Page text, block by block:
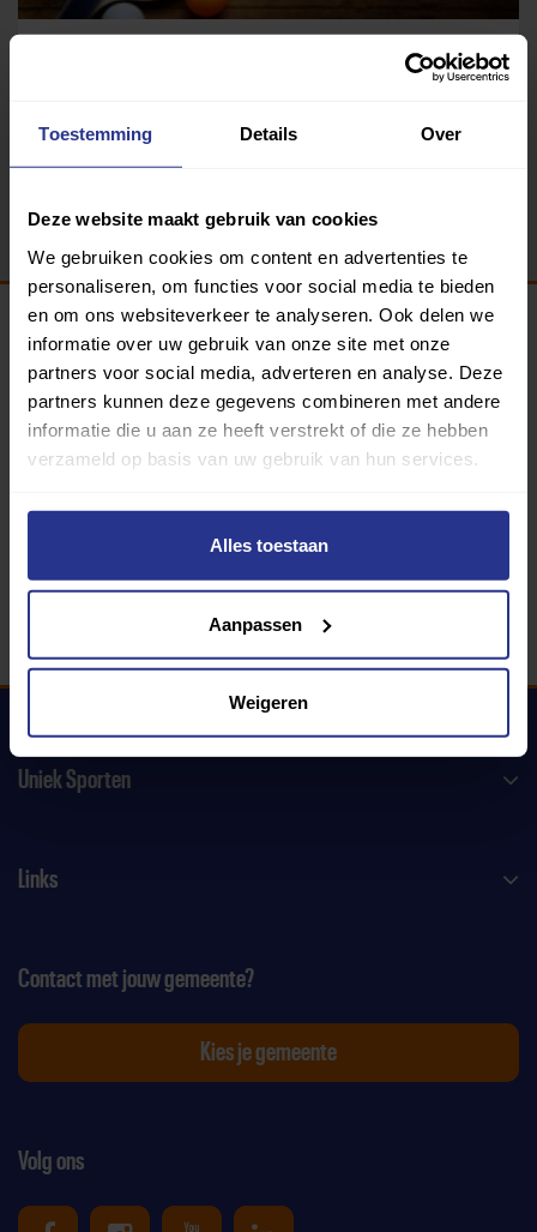
Toestemming Details Over
Deze website maakt gebruik van cookies
We gebruiken cookies om content en advertenties te
personaliseren, om functies voor social media te bieden
en om ons websiteverkeer te analyseren. Ook delen we
informatie over uw gebruik van onze site met onze
partners voor social media, adverteren en analyse. Deze
partners kunnen deze gegevens combineren met andere
informatie die u aan ze heeft verstrekt of die ze hebben
verzameld op basis van uw gebruik van hun services.
Alles toestaan
Aanpassen
Weigeren
Programma van:
340 gemeenten
Uniek Sporten
Links
Volg ons
Contact met jouw gemeente?
Kies je gemeente